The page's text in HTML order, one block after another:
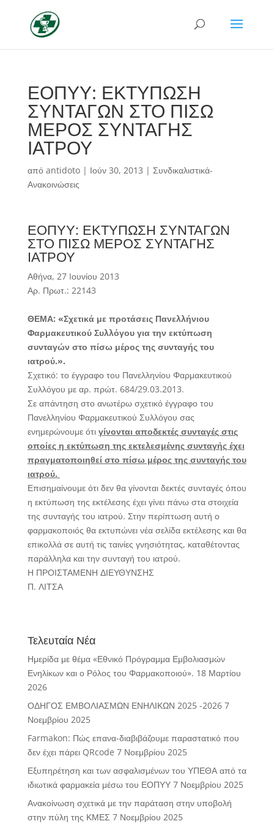
ΕΟΠΥΥ: ΕΚΤΥΠΩΣΗ
ΣΥΝΤΑΓΩΝ ΣΤΟ ΠΙΣΩ
ΜΕΡΟΣ ΣΥΝΤΑΓΗΣ
ΙΑΤΡΟΥ
από antidoto| Ιούν 30, 2013 | Συνδικαλιστικά-
Ανακοινώσεις
ΕΟΠΥΥ: ΕΚΤΥΠΩΣΗ ΣΥΝΤΑΓΩΝ
ΣΤΟ ΠΙΣΩ ΜΕΡΟΣ ΣΥΝΤΑΓΗΣ
ΙΑΤΡΟΥ
Αθήνα, 27 Iουνίου 2013
Αρ. Πρωτ.: 22143
ΘΕΜΑ: «Σχετικά με προτάσεις Πανελλήνιου
Φαρμακευτικού Συλλόγου για την εκτύπωση
συνταγών στο πίσω μέρος της συνταγής του
ιατρού.».
Σχετικό: το έγγραφο του Πανελληνίου Φαρμακευτικού
Συλλόγου με αρ. πρώτ. 684/29.03.2013.
Σε απάντηση στο ανωτέρω σχετικό έγγραφο του
Πανελληνίου Φαρμακευτικού Συλλόγου σας
ενημερώνουμε ότι γίνονται αποδεκτές συνταγές στις
οποίες η εκτύπωση της εκτελεσμένης συνταγής έχει
πραγματοποιηθεί στο πίσω μέρος της συνταγής του
ιατρού.
Επισημαίνουμε ότι δεν θα γίνονται δεκτές συνταγές όπου
η εκτύπωση της εκτέλεσης έχει γίνει πάνω στα στοιχεία
της συνταγής του ιατρού. Στην περίπτωση αυτή ο
φαρμακοποιός θα εκτυπώνει νέα σελίδα εκτέλεσης και θα
επικολλά σε αυτή τις ταινίες γνησιότητας, καταθέτοντας
παράλληλα και την συνταγή του ιατρού.
Η ΠΡΟΙΣΤΑΜΕΝΗ ΔΙΕΥΘΥΝΣΗΣ
Π. ΛΙΤΣΑ
Τελευταία Νέα
Ημερίδα με θέμα «Εθνικό Πρόγραμμα Εμβολιασμών
Ενηλίκων και ο Ρόλος του Φαρμακοποιού». 18 Μαρτίου
2026
ΟΔΗΓΟΣ ΕΜΒΟΛΙΑΣΜΩΝ ΕΝΗΛΙΚΩΝ 2025 -2026 7
Νοεμβρίου 2025
Farmakon: Πώς επανα-διαβιβάζουμε παραστατικό που
δεν έχει πάρει QRcode 7 Νοεμβρίου 2025
Εξυπηρέτηση και των ασφαλισμένων του ΥΠΕΘΑ από τα
ιδιωτικά φαρμακεία μέσω του ΕΟΠΥΥ 7 Νοεμβρίου 2025
Ανακοίνωση σχετικά με την παράταση στην υποβολή
στην πύλη της ΚΜΕΣ 7 Νοεμβρίου 2025